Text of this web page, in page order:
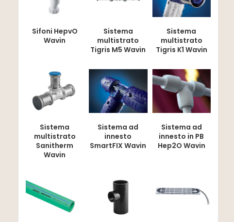
Sifoni HepvO
Wavin
Sistema
multistrato
Tigris M5 Wavin
Sistema
multistrato
Tigris K1 Wavin
Sistema
multistrato
Sanitherm
Wavin
Sistema ad
innesto
SmartFIX Wavin
Sistema ad
innesto in PB
Hep2O Wavin